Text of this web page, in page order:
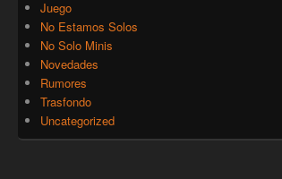
Juego
No Estamos Solos
No Solo Minis
Novedades
Rumores
Trasfondo
Uncategorized